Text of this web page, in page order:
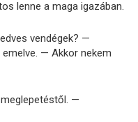
lenne a maga igazában.
vendégek? —
— Akkor nekem
—